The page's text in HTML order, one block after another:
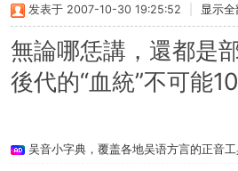
发表于 2007-10-30 19:25:52 显示
無論哪恁講，還都是
後代的“血統”不可能
吴音小字典，覆盖各地吴语方言的正音